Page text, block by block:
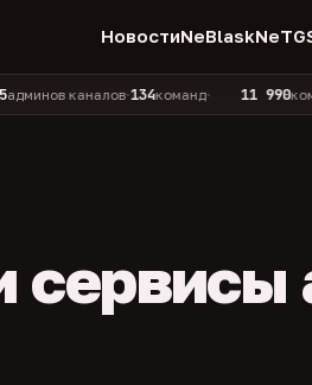
НовостиNeBlask
каналов•134команд• 11 990 компаний•